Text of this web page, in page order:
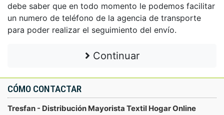
debe saber que en todo momento le podemos facilitar
un numero de teléfono de la agencia de transporte
para poder realizar el seguimiento del envío.
Continuar
CÓMO CONTACTAR
Tresfan - Distribución Mayorista Textil Hogar Online